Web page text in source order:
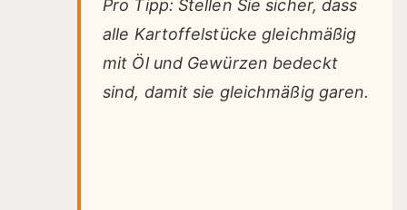
Pro Tipp: Stellen Sie sicher, dass
alle Kartoffelstücke gleichmäßig
mit Öl und Gewürzen bedeckt
sind, damit sie gleichmäßig garen.